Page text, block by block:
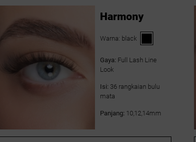
Harmony
Warna: black
Gaya: Full Lash Line
Look
Isi: 36 rangkaian bulu
mata
Panjang: 10,12,14mm